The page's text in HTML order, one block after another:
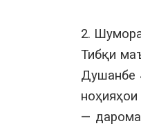
2.
Тибқи
Душанбе
—